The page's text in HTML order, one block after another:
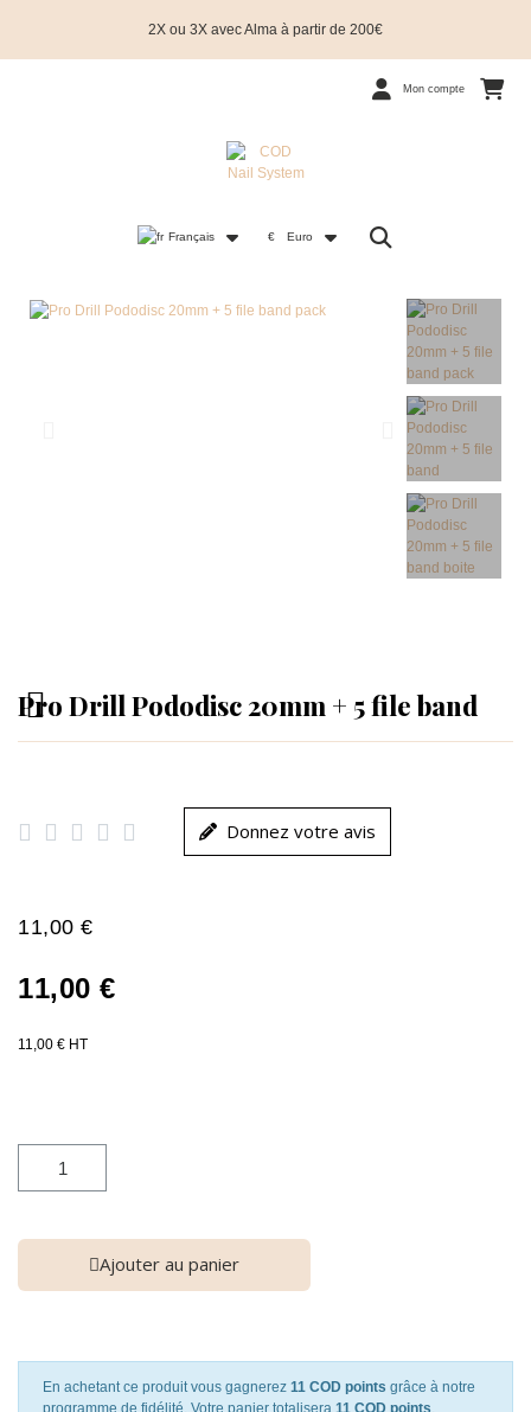
2X ou 3X avec Alma à partir de 200€
Mon compte
Français € Euro
Pro Drill Pododisc 20mm + 5 file band
     Donnez votre avis
11,00 €
11,00 €
11,00 € HT
Ajouter au panier
En achetant ce produit vous gagnerez 11 COD points grâce à notre